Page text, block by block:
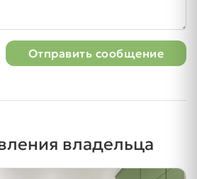
Отправить сообщение
владельца